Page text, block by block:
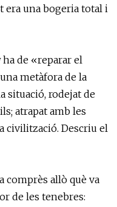
era una bogeria total i
ha de «reparar el
metàfora de la
situació, rodejat de
atrapat amb les
civilització. Descriu el
comprès allò què va
de les tenebres: